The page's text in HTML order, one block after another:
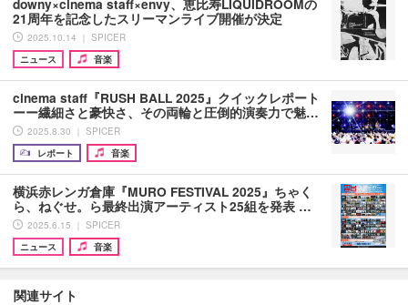
downy×cinema staff×envy、恵比寿LIQUIDROOMの
21周年を記念したスリーマンライブ開催が決定
2025.10.14 ｜ SPICER
ニュース
音楽
cinema staff『RUSH BALL 2025』クイックレポート
ーー繊細さと豪快さ、その両輪と圧倒的演奏力で魅…
2025.8.30 ｜ SPICER
レポート
音楽
横浜赤レンガ倉庫『MURO FESTIVAL 2025』ちゃく
ら、ねぐせ。ら最終出演アーティスト25組を発表 …
2025.6.15 ｜ SPICER
ニュース
音楽
関連サイト